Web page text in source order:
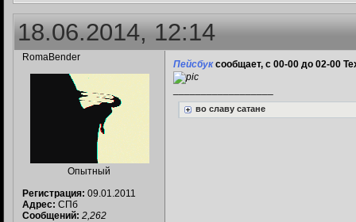
18.06.2014, 12:14
RomaBender
Опытный
Регистрация: 09.01.2011
Адрес: СПб
Сообщений: 2,262
Пейсбук сообщает, с 00-00 до 02-00
во славу сатане